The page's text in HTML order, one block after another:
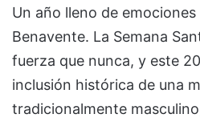
Un año lleno de
Benavente. La Semana
fuerza que nunca, y este
inclusión histórica de una
tradicionalmente